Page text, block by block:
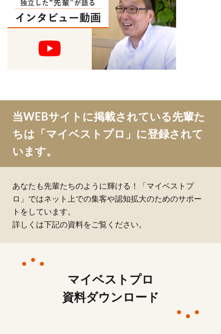
当WEBサイトに掲載されている先輩た
ちは「マイベストプロ」に登録されて
います。
あなたも先輩たちのように輝ける！「マイベストプ
ロ」ではネット上での集客や認知拡大のためのサポー
トをしています。
詳しくは下記の資料をご覧ください。
マイベストプロ
資料ダウンロード